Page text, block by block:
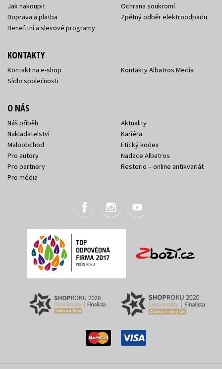
Jak nakoupit
Doprava a platba
Benefitní a slevové programy
Ochrana soukromí
Zpětný odběr elektroodpadu
KONTAKTY
Kontakt na e-shop
Sídlo společnosti
Kontakty Albatros Media
O NÁS
Náš příběh
Nakladatelství
Maloobchod
Pro autory
Pro partnery
Pro média
Aktuality
Kariéra
Etický kodex
Nadace Albatros
Restorio – online antikvariát